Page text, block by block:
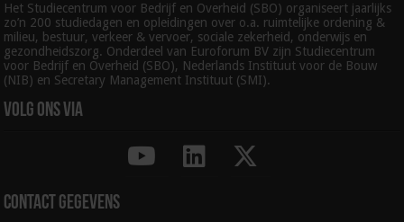
Het Studiecentrum voor Bedrijf en Overheid (SBO) organiseert jaarlijks
zo’n 200 studiedagen en opleidingen over o.a. ruimtelijke ordening &
milieu, bestuur, verkeer & vervoer, sociale zekerheid, onderwijs en
gezondheidszorg. Onderdeel van Euroforum BV zijn Studiecentrum
voor Bedrijf en Overheid (SBO), Nederlands Instituut voor de Bouw
(NIB) en Secretary Management Instituut (SMI).
Volg ons via
Contact gegevens